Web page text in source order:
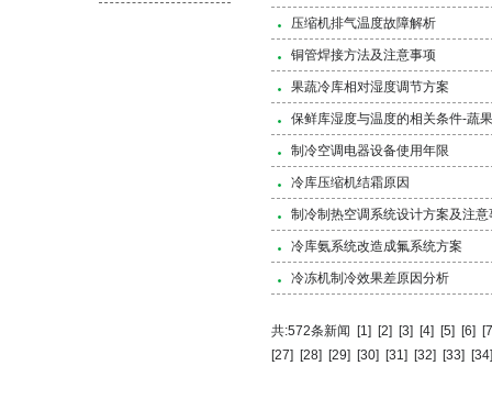
压缩机排气温度故障解析
铜管焊接方法及注意事项
果蔬冷库相对湿度调节方案
保鲜库湿度与温度的相关条件-蔬
制冷空调电器设备使用年限
冷库压缩机结霜原因
制冷制热空调系统设计方案及注意
冷库氨系统改造成氟系统方案
冷冻机制冷效果差原因分析
共:572条新闻 [1] [2] [3] [4] [5] [6]
[27]
[28] [29] [30] [31] [32] [33] [34]